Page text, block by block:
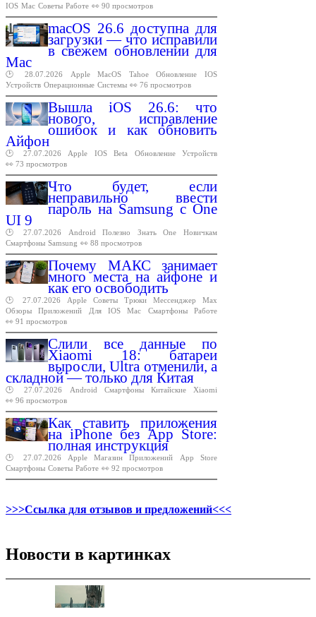
IOS Mac Советы Работе 👀 90 просмотров
macOS 26.6 доступна для
загрузки — что исправили
в свежем обновлении для
Mac
🕑 28.07.2026 Apple MacOS Tahoe Обновление
IOS
Устройств Операционные Системы 👀 76 просмотров
Вышла iOS 26.6: что
нового, исправление
ошибок и как обновить
Айфон
🕑 27.07.2026 Apple IOS Beta Обновление
Устройств
👀 73 просмотров
Что будет, если
неправильно ввести
пароль на Samsung с One
UI 9
🕑 27.07.2026 Android Полезно Знать One
Новичкам
Смартфоны Samsung 👀 88 просмотров
Почему МАКС занимает
много места на айфоне и
как его освободить
🕑 27.07.2026 Apple Советы Трюки Мессенджер
Max
Обзоры
Приложений Для IOS Mac Смартфоны
Работе
👀 91 просмотров
Слили все данные по
Xiaomi 18: батареи
выросли, Ultra отменили, а
складной — только для Китая
🕑 27.07.2026 Android Смартфоны Китайские
Xiaomi
👀 96 просмотров
Как ставить приложения
на iPhone без App Store:
полная инструкция
🕑 27.07.2026 Apple Магазин Приложений App
Store
Смартфоны Советы Работе 👀 92 просмотров
>>>Ссылка для отзывов и предложений<<<
Новости в картинках